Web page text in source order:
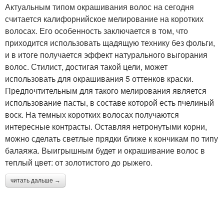
Актуальным типом окрашивания волос на сегодня
считается калифорнийское мелирование на коротких
волосах. Его особенность заключается в том, что
приходится использовать щадящую технику без фольги,
и в итоге получается эффект натурального выгорания
волос. Стилист, достигая такой цели, может
использовать для окрашивания 5 оттенков краски.
Предпочтительным для такого мелирования является
использование пасты, в составе которой есть пчелиный
воск. На темных коротких волосах получаются
интересные контрасты. Оставляя нетронутыми корни,
можно сделать светлые прядки ближе к кончикам по типу
балаяжа. Выигрышным будет и окрашивание волос в
теплый цвет: от золотистого до рыжего.
читать дальше →